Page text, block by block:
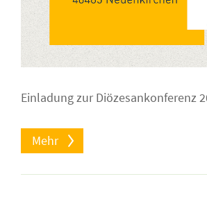
Einladung zur Diözesankonferenz
Mehr